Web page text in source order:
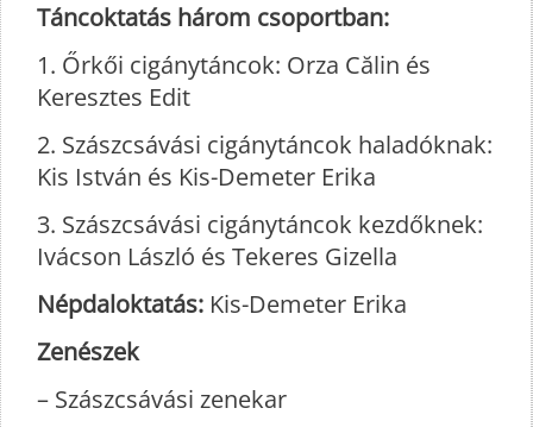
Táncoktatás három csoportban:
1. Őrkői cigánytáncok: Orza Călin és
Keresztes Edit
2. Szászcsávási cigánytáncok haladóknak:
Kis István és Kis-Demeter Erika
3. Szászcsávási cigánytáncok kezdőknek:
Ivácson László és Tekeres Gizella
Népdaloktatás: Kis-Demeter Erika
Zenészek
– Szászcsávási zenekar